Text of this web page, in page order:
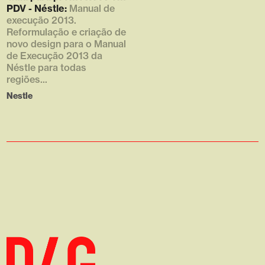
576 [3] => 1 )
PDV - Néstle: Manual de
execução 2013.
Reformulação e criação de
novo design para o Manual
de Execução 2013 da
Néstle para todas
regiões...
Nestle